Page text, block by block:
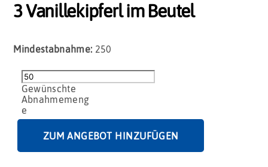
3 Vanillekipferl im Beutel
Mindestabnahme: 250
3
Vanillekipferl
im
Beutel
Menge
ZUM ANGEBOT HINZUFÜGEN